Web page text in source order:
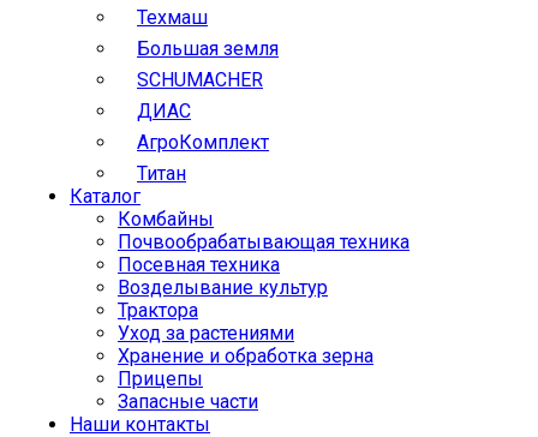
Техмаш
Большая земля
SCHUMACHER
ДИАС
АгроКомплект
Титан
Каталог
Комбайны
Почвообрабатывающая техника
Посевная техника
Возделывание культур
Трактора
Уход за растениями
Хранение и обработка зерна
Прицепы
Запасные части
Наши контакты